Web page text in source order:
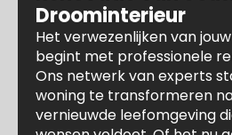
Droominterieur
Het verwezenlijken van
begint met professionele
Ons netwerk van experts
woning te transformeren
vernieuwde leefomgeving